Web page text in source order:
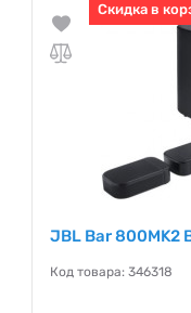
Скидка в
JBL Bar 800MK2
Код товара: 346318